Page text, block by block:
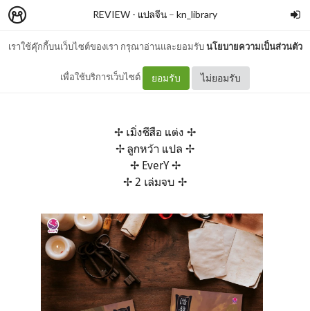
เราใช้คุ๊กกี้บนเว็บไซต์ของเรา กรุณาอ่านและยอมรับนโยบายความเป็นส่วนตัว
เพื่อใช้บริการเว็บไซต์ ยอมรับ ไม่ยอมรับ
REVIEW - แปลจีน – kn_library
มังกรอำพราง
✢ เมิ่งชีสือ แต่ง ✢
✢ ลูกหว้า แปล ✢
✢ EverY ✢
✢ 2 เล่มจบ ✢